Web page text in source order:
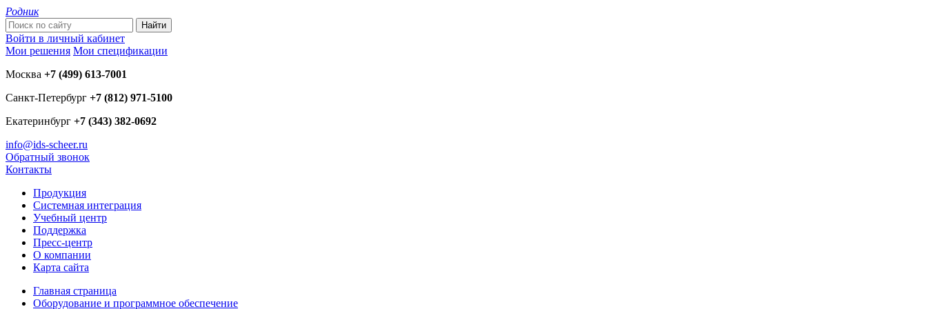
Родник
Войти в личный кабинет
Мои решения Мои спецификации
Москва +7 (499) 613-7001
Санкт-Петербург +7 (812) 971-5100
Екатеринбург +7 (343) 382-0692
info@ids-scheer.ru
Обратный звонок
Контакты
Продукция
Системная интеграция
Учебный центр
Поддержка
Пресс-центр
О компании
Карта сайта
Главная страница
Оборудование и программное обеспечение